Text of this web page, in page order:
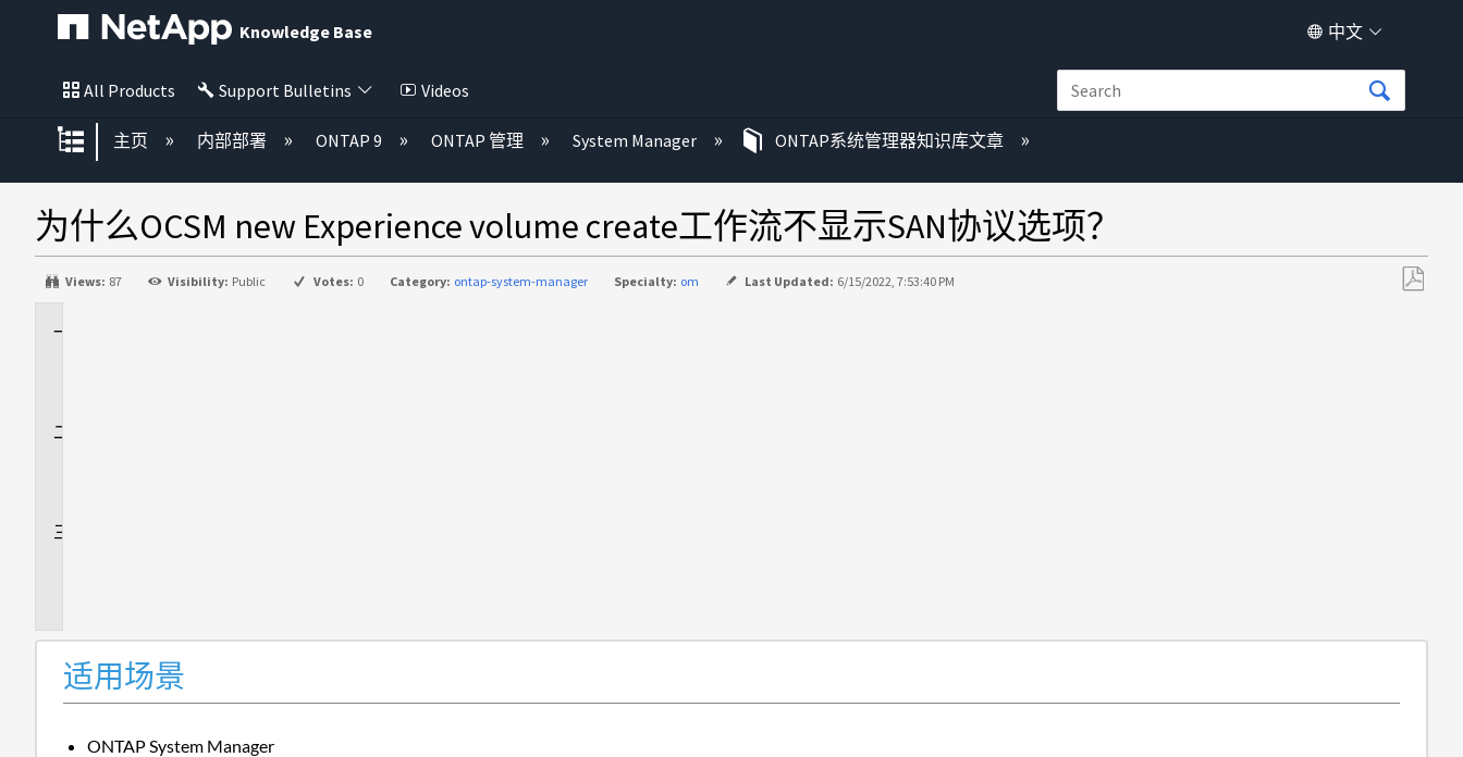
Knowledge Base 中文
All Products Support Bulletins Videos
扩展/隐缩全局层次
主页 内部部署 ONTAP 9 ONTAP 管理 System Manager ONTAP系统管理器知识库文章
为什么OCSM new Experience volume create工作流不显示SAN协议选项？
Views: 87 Visibility: Public Votes: 0 Category: ontap-system-manager Specialty: om Last Updated: 6/15/2022, 7:53:40 PM
适用场景
ONTAP System Manager